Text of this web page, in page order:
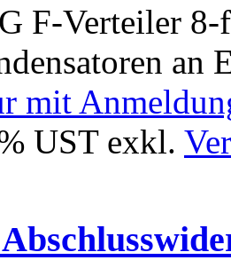
F-Verteiler
an
mit
UST exkl.